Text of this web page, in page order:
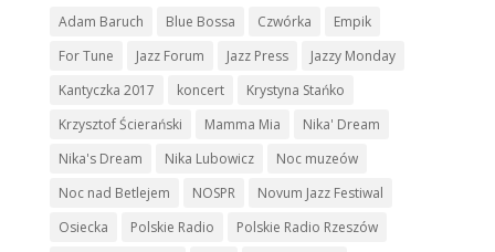
Adam Baruch Blue Bossa Czwórka
Empik
For Tune
Jazz Forum Jazz Press
Jazzy Monday
Kantyczka 2017
koncert
Krystyna Stańko
Krzysztof Ścierański
Mamma Mia
Nika' Dream
Nika's Dream
Nika Lubowicz
Noc muzeów
Noc nad Betlejem
NOSPR
Novum Jazz Festiwal
Osiecka
Polskie Radio
Polskie Radio Rzeszów